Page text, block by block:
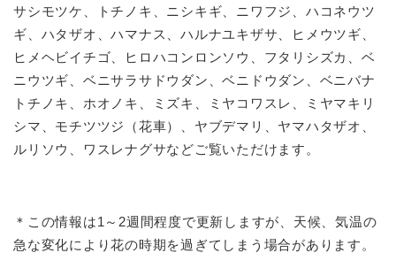
サシモツケ、トチノキ、ニシキギ、ニワフジ、ハコネウツ
ギ、ハタザオ、ハマナス、ハルナユキザサ、ヒメウツギ、
ヒメヘビイチゴ、ヒロハコンロンソウ、フタリシズカ、ベ
ニウツギ、ベニサラサドウダン、ベニドウダン、ベニバナ
トチノキ、ホオノキ、ミズキ、ミヤコワスレ、ミヤマキリ
シマ、モチツツジ（花車）、ヤブデマリ、ヤマハタザオ、
ルリソウ、ワスレナグサなどご覧いただけます。
＊この情報は1～2週間程度で更新しますが、天候、気温の
急な変化により花の時期を過ぎてしまう場合があります。